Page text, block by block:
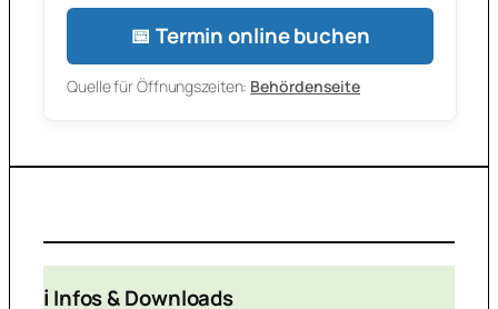
📅 Termin online buchen
Quelle für Öffnungszeiten: Behördenseite
ℹ️ Infos & Downloads